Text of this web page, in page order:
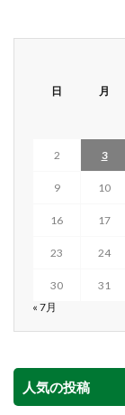
日 月
2 3
9 10
16 17
23 24
30
31
« 7月
人気の投稿